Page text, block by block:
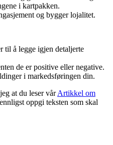
i kartpakken.
og bygger lojalitet.
til å legge igjen detaljerte
de er positive eller negative.
i markedsføringen din.
at du leser vårArtikkel om
oppgi teksten som skal